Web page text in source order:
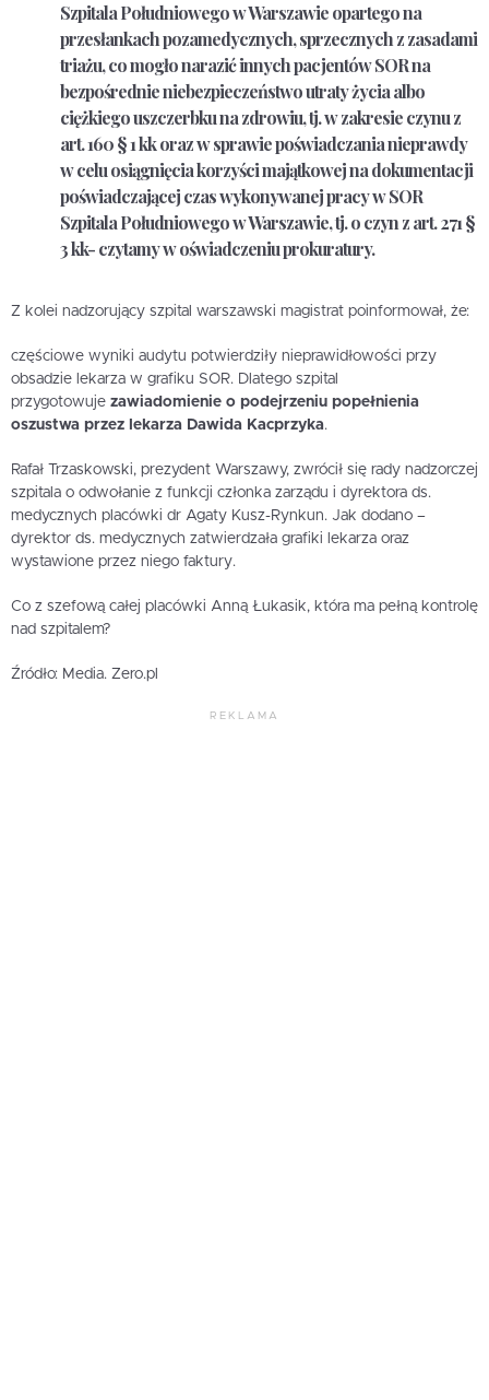
Szpitala Południowego w Warszawie opartego na
przesłankach pozamedycznych, sprzecznych z zasadami
triażu, co mogło narazić innych pacjentów SOR na
bezpośrednie niebezpieczeństwo utraty życia albo
ciężkiego uszczerbku na zdrowiu, tj. w zakresie czynu z
art. 160 § 1 kk oraz w sprawie poświadczania nieprawdy
w celu osiągnięcia korzyści majątkowej na dokumentacji
poświadczającej czas wykonywanej pracy w SOR
Szpitala Południowego w Warszawie, tj. o czyn z art. 271 §
3 kk- czytamy w oświadczeniu prokuratury.
Z kolei nadzorujący szpital warszawski magistrat poinformował, że:
częściowe wyniki audytu potwierdziły nieprawidłowości przy
obsadzie lekarza w grafiku SOR. Dlatego szpital
przygotowuje zawiadomienie o podejrzeniu popełnienia
oszustwa przez lekarza Dawida Kacprzyka.
Rafał Trzaskowski, prezydent Warszawy, zwrócił się rady nadzorczej
szpitala o odwołanie z funkcji członka zarządu i dyrektora ds.
medycznych placówki dr Agaty Kusz-Rynkun. Jak dodano –
dyrektor ds. medycznych zatwierdzała grafiki lekarza oraz
wystawione przez niego faktury.
Co z szefową całej placówki Anną Łukasik, która ma pełną kontrolę
nad szpitalem?
Źródło: Media. Zero.pl
REKLAMA